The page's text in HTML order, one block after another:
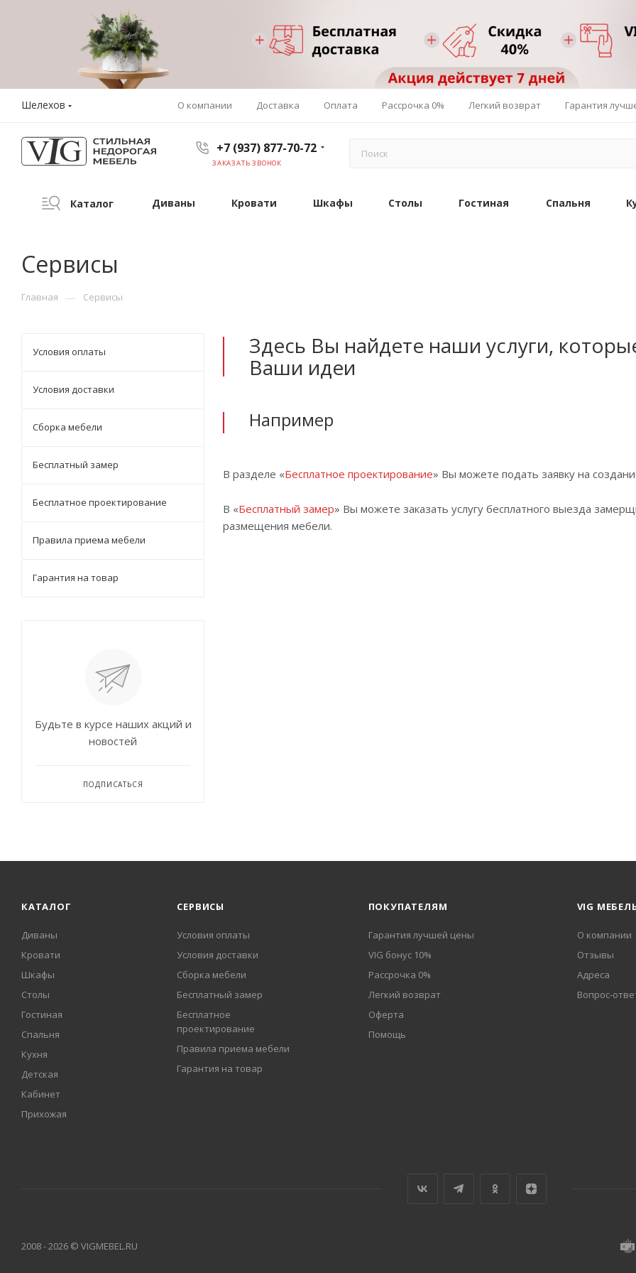
Шелехов О компании Доставка Оплата Рассрочка 0% Легкий возврат Гарантия
+7 (937) 877-70-72
ЗАКАЗАТЬ ЗВОНОК
Каталог Диваны Кровати Шкафы Столы Гостиная Спальня
Сервисы
Главная — Сервисы
Здесь Вы найдете наши услуги,
Ваши идеи
Например
В разделе «Бесплатное проектирование» Вы можете подать заявку на
В «Бесплатный замер» Вы можете заказать услугу бесплатного выезда
размещения мебели.
Условия оплаты
Условия доставки
Сборка мебели
Бесплатный замер
Бесплатное проектирование
Правила приема мебели
Гарантия на товар
Будьте в курсе наших акций и
новостей
ПОДПИСАТЬСЯ
КАТАЛОГ
Диваны
Кровати
Шкафы
Столы
Гостиная
Спальня
Кухня
Детская
Кабинет
Прихожая
СЕРВИСЫ
Условия оплаты
Условия доставки
Сборка мебели
Бесплатный замер
Бесплатное
проектирование
Правила приема мебели
Гарантия на товар
ПОКУПАТЕЛЯМ
Гарантия лучшей цены
VIG бонус 10%
Рассрочка 0%
Легкий возврат
Оферта
Помощь
VIG
О компании
Отзывы
Адреса
Вопрос-
2008 - 2026 © VIGMEBEL.RU